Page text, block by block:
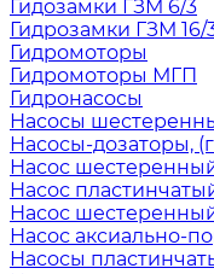
Гидозамки ГЗМ 6/3
Гидрозамки ГЗМ 16/
Гидромоторы
Гидромоторы МГП
Гидронасосы
Насосы
Насосы-дозаторы,
Насос
Насос
Насос
Насос аксиально-
Насосы